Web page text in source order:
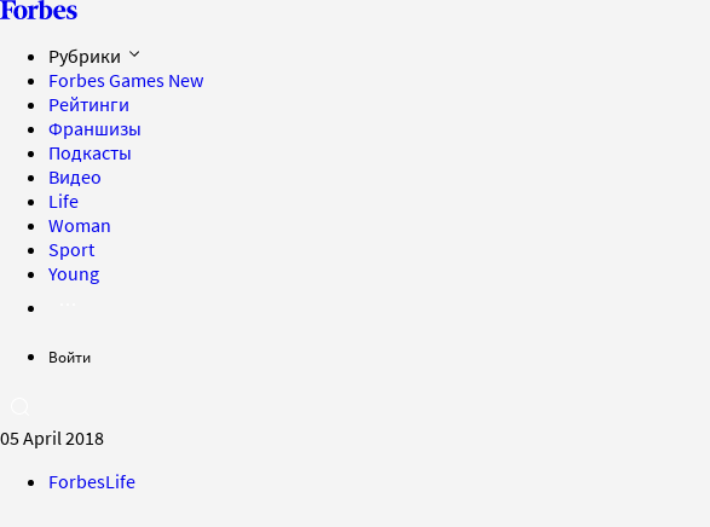
Рубрики
Forbes Games New
Рейтинги
Франшизы
Подкасты
Видео
Life
Woman
Sport
Young
Войти
05 April 2018
ForbesLife